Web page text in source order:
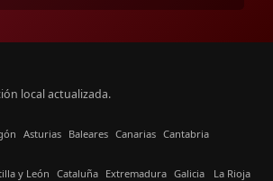
local actualizada.
Asturias Baleares Canarias Cantabria
y León Cataluña Extremadura Galicia La Rioja